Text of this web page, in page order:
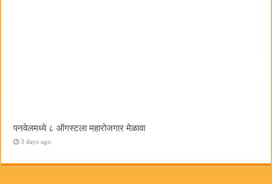
पनवेलमध्ये ८ ऑगस्टला महारोजगार मेळावा
3 days ago